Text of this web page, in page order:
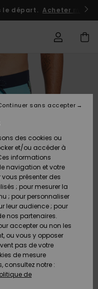
le départ. Acheter
des cookies ou
et/ou accéder à
informations
navigation et votre
vous présenter des
; pour mesurer la
; pour personnaliser
leur audience ; pour
nos partenaires.
accepter ou non les
ou vous y opposer
pas de votre
de mesure
consultez notre :
de
sans accepter